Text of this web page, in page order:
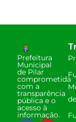
Prefeitura
Municipal
de Pilar
comprometida
com a
transparência
pública e o
acesso à
informação.